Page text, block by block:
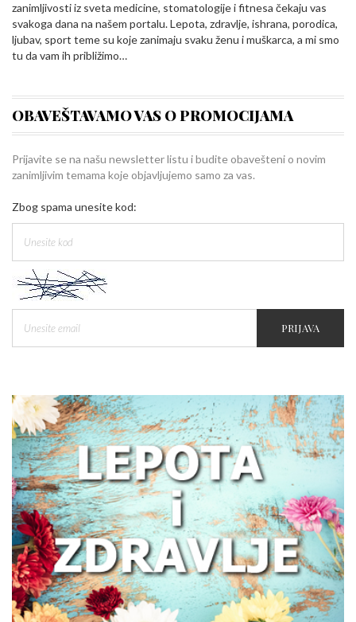
zanimljivosti iz sveta medicine, stomatologije i fitnesa čekaju vas
svakoga dana na našem portalu. Lepota, zdravlje, ishrana, porodica,
ljubav, sport teme su koje zanimaju svaku ženu i muškarca, a mi smo
tu da vam ih približimo…
OBAVEŠTAVAMO VAS O PROMOCIJAMA
Prijavite se na našu newsletter listu i budite obavešteni o novim
zanimljivim temama koje objavljujemo samo za vas.
Zbog spama unesite kod:
PRIJAVA
Zašto žene treba da obrate pažnju na
zdravlje creva